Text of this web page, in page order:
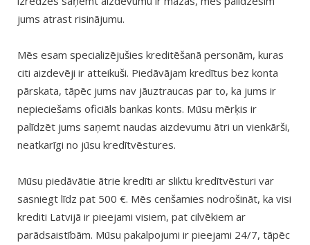
jums atrast risinājumu.
Mēs esam specializējušies kreditēšanā personām, kuras
citi aizdevēji ir atteikuši. Piedāvājam kredītus bez konta
pārskata, tāpēc jums nav jāuztraucas par to, ka jums ir
nepieciešams oficiāls bankas konts. Mūsu mērķis ir
palīdzēt jums saņemt naudas aizdevumu ātri un vienkārši,
neatkarīgi no jūsu kredītvēstures.
Mūsu piedāvātie ātrie kredīti ar sliktu kredītvēsturi var
sasniegt līdz pat 500 €. Mēs cenšamies nodrošināt, ka visi
krediti Latvijā ir pieejami visiem, pat cilvēkiem ar
parādsaistībām. Mūsu pakalpojumi ir pieejami 24/7, tāpēc